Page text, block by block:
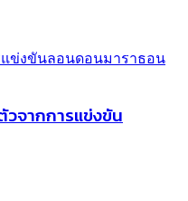
จากการแข่งขัน